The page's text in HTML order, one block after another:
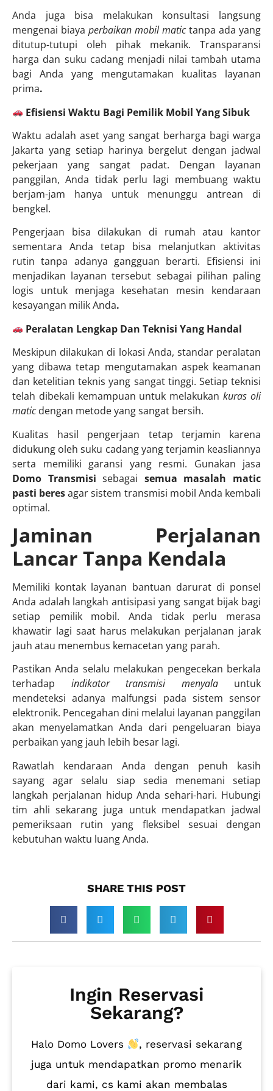
Anda juga bisa melakukan konsultasi langsung
mengenai biaya perbaikan mobil matictanpa ada yang
ditutup-tutupi oleh pihak mekanik. Transparansi
harga dan suku cadang menjadi nilai tambah utama
bagi Anda yang mengutamakan kualitas layanan
prima.
Efisiensi Waktu Bagi Pemilik Mobil Yang Sibuk
Waktu adalah aset yang sangat berharga bagi warga
Jakarta yang setiap harinya bergelut dengan jadwal
pekerjaan yang sangat padat. Dengan layanan
panggilan, Anda tidak perlu lagi membuang waktu
berjam-jam hanya untuk menunggu antrean di
bengkel.
Pengerjaan bisa dilakukan di rumah atau kantor
sementara Anda tetap bisa melanjutkan aktivitas
rutin tanpa adanya gangguan berarti. Efisiensi ini
menjadikan layanan tersebut sebagai pilihan paling
logis untuk menjaga kesehatan mesin kendaraan
kesayangan milik Anda.
Peralatan Lengkap Dan Teknisi Yang Handal
Meskipun dilakukan di lokasi Anda, standar peralatan
yang dibawa tetap mengutamakan aspek keamanan
dan ketelitian teknis yang sangat tinggi. Setiap teknisi
telah dibekali kemampuan untuk melakukankuras oli
maticdengan metode yang sangat bersih.
Kualitas hasil pengerjaan tetap terjamin karena
didukung oleh suku cadang yang terjamin keasliannya
serta memiliki garansi yang resmi. Gunakan jasa
Domo Transmisi sebagai semua masalah matic
pasti beresagar sistem transmisi mobil Anda kembali
optimal.
Jaminan Perjalanan
Lancar Tanpa Kendala
Memiliki kontak layanan bantuan darurat di ponsel
Anda adalah langkah antisipasi yang sangat bijak bagi
setiap pemilik mobil. Anda tidak perlu merasa
khawatir lagi saat harus melakukan perjalanan jarak
jauh atau menembus kemacetan yang parah.
Pastikan Anda selalu melakukan pengecekan berkala
terhadap indikator transmisi menyalauntuk
mendeteksi adanya malfungsi pada sistem sensor
elektronik. Pencegahan dini melalui layanan panggilan
akan menyelamatkan Anda dari pengeluaran biaya
perbaikan yang jauh lebih besar lagi.
Rawatlah kendaraan Anda dengan penuh kasih
sayang agar selalu siap sedia menemani setiap
langkah perjalanan hidup Anda sehari-hari. Hubungi
tim ahli sekarang juga untuk mendapatkan jadwal
pemeriksaan rutin yang fleksibel sesuai dengan
kebutuhan waktu luang Anda.
SHARE THIS POST​
Ingin Reservasi
Sekarang?
Halo Domo Lovers
, reservasi sekarang
juga untuk mendapatkan promo menarik
dari kami, cs kami akan membalas